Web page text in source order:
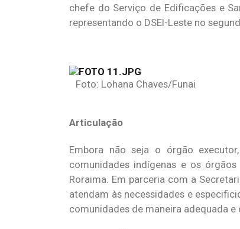
chefe do Serviço de Edificações e
representando o DSEI-Leste no
Foto: Lohana Chaves/Funai
Articulação
Embora não seja o órgão
comunidades indígenas e os
Roraima. Em parceria com a
atendam às necessidades e
comunidades de maneira adequada e